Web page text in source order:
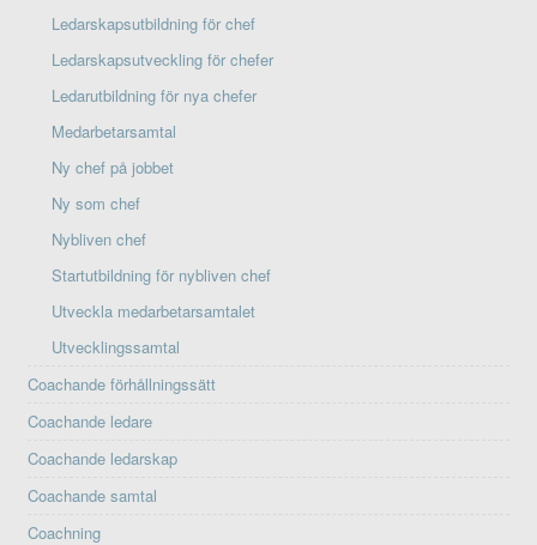
Ledarskapsutbildning för chef
Ledarskapsutveckling för chefer
Ledarutbildning för nya chefer
Medarbetarsamtal
Ny chef på jobbet
Ny som chef
Nybliven chef
Startutbildning för nybliven chef
Utveckla medarbetarsamtalet
Utvecklingssamtal
Coachande förhållningssätt
Coachande ledare
Coachande ledarskap
Coachande samtal
Coachning